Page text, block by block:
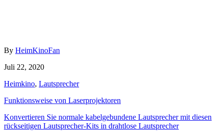
By Author
HeimKinoFan
Posted
Juli 22, 2020
Categories
Heimkino, Lautsprecher
Beitragsnavigation
Funktionsweise von Laserprojektoren
Konvertieren Sie normale kabelgebundene Lautsprecher mit diesen
rückseitigen Lautsprecher-Kits in drahtlose Lautsprecher